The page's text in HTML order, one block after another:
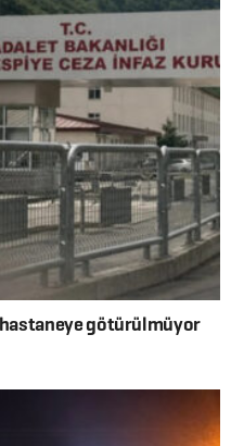
hastaneye götürülmüyor